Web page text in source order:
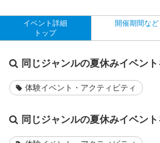
イベント詳細
トップ
開催期間など
同じジャンルの夏休みイベント
体験イベント・アクティビティ
同じジャンルの夏休みイベント